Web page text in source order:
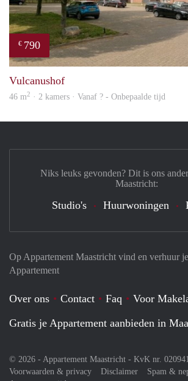
€ 790
Vulcanushof
46 m2 · 2 kamers · Vanaf ? - Onbepaalde tijd
Op Appartement Maastricht vind en verhuur
Appartement
Over ons Contact Faq
Voor
Gratis je Appartement aanbieden in
© 2026 - Appartement Maastricht - KvK nr.
Voorwaarden & privacy
Disclaimer
Spam &
Niks leuks gevonden? Dit is ons
Maastricht:
Studio's Huurwoningen